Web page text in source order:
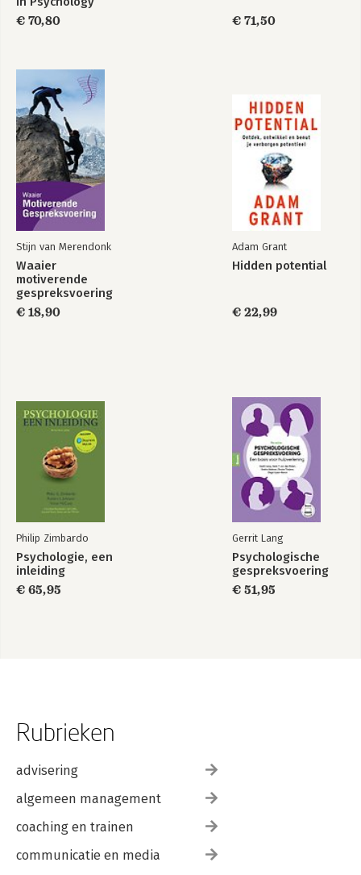
€ 70,80
€ 71,50
Stijn van Merendonk
Waaier
motiverende
gespreksvoering
€ 18,90
Adam Grant
Hidden potential
€ 22,99
Philip Zimbardo
Psychologie, een
inleiding
€ 65,95
Gerrit Lang
Psychologische
gespreksvoering
€ 51,95
Rubrieken
advisering
algemeen management
coaching en trainen
communicatie en media